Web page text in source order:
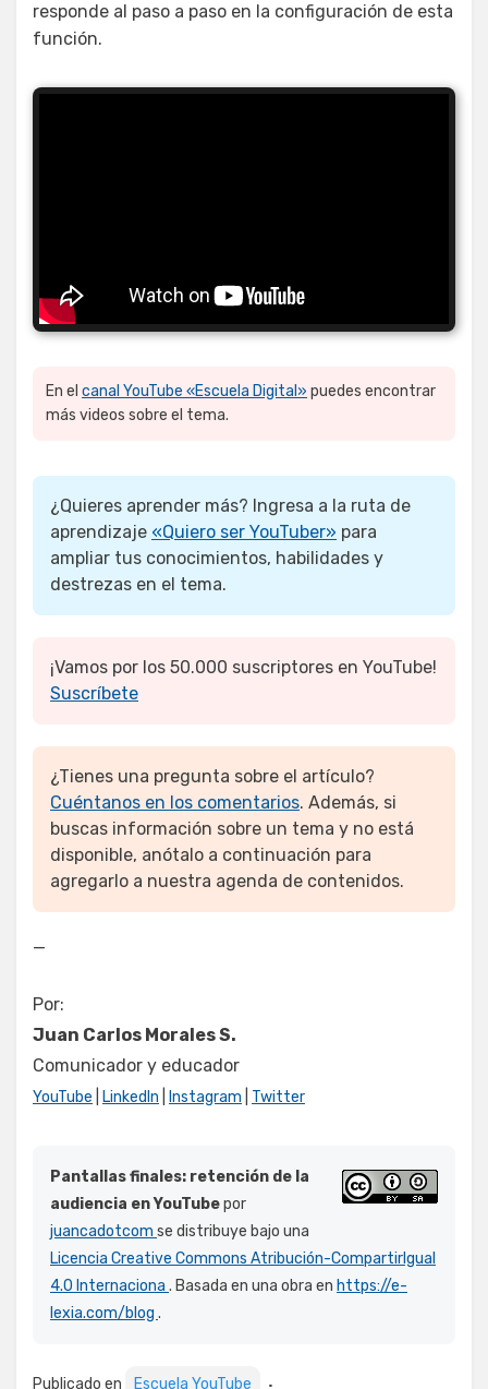
responde al paso a paso en la configuración de esta
función.
En el canal YouTube «Escuela Digital» puedes encontrar
más videos sobre el tema.
¿Quieres aprender más? Ingresa a la ruta de
aprendizaje
Quiero ser YouTuber
para
ampliar tus conocimientos, habilidades y
destrezas en el tema.
¡Vamos por los 50.000 suscriptores en YouTube!
Suscríbete
¿Tienes una pregunta sobre el artículo?
Cuéntanos en los comentarios. Además, si
buscas información sobre un tema y no está
disponible, anótalo a continuación para
agregarlo a nuestra agenda de contenidos.
—
Por:
Juan Carlos Morales S.
Comunicador y educador
YouTube LinkedIn Instagram Twitter
Pantallas finales: retención de la
audiencia en YouTubepor
juancadotcom se distribuye bajo una
Licencia Creative Commons Atribución-CompartirIgual
4.0 Internaciona . Basada en una obra en https://e-
lexia.com/blog .
Publicado en Escuela YouTube